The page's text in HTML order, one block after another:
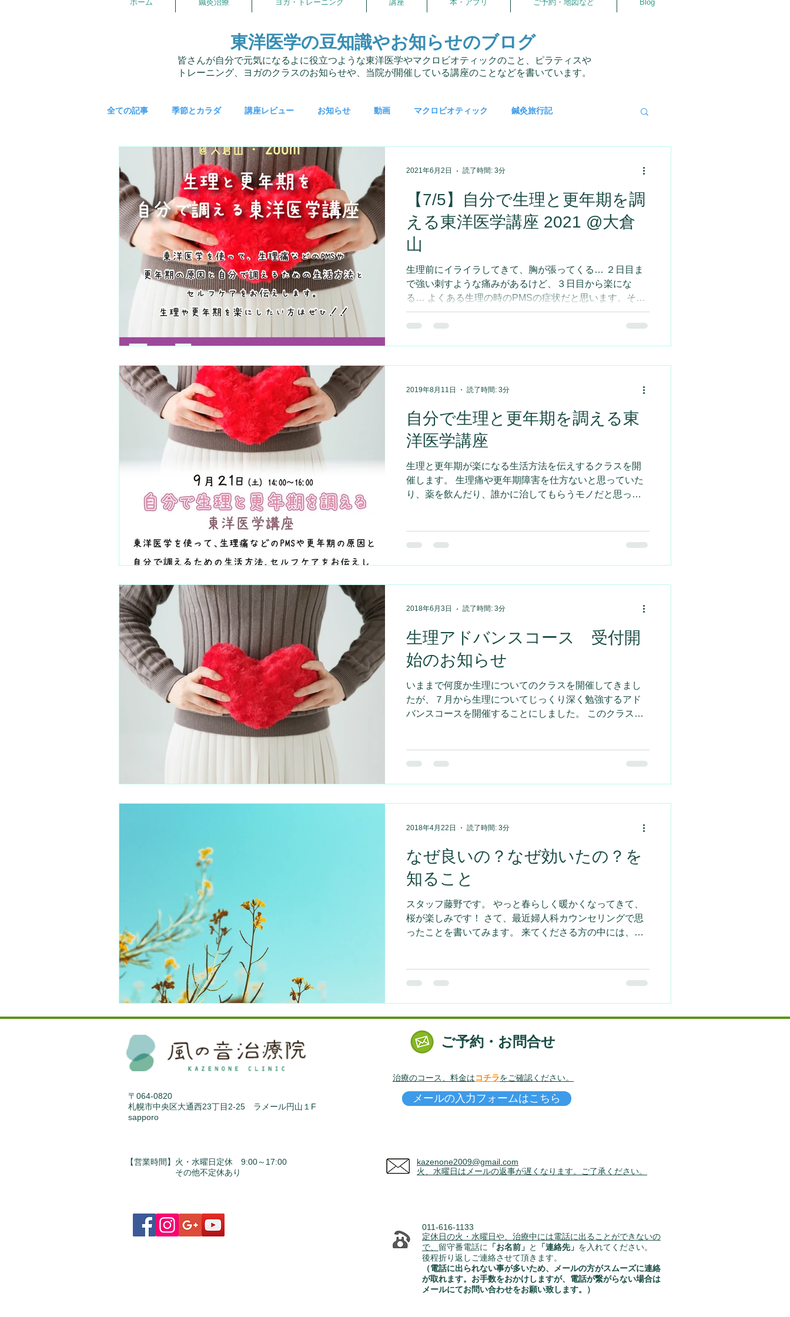
ホーム 鍼灸治療 ヨガ・トレーニング 講座 本・アプリ ご予約・地図など Blog
東洋医学の豆知識やお知らせのブログ
皆さんが自分で元気になるよに役立つような東洋医学やマクロビオティックのこと、ピラティスや
トレーニング、ヨガのクラスのお知らせや、当院が開催している講座のことなどを書いています。
全ての記事 季節とカラダ 講座レビュー お知らせ 動画 マクロビオティック 鍼灸旅行記
講座スケジュール 東洋医学 患者さんとの会話
五行ライフ 婦人科 症例報告・卒業生 体を暖める事 スウィーツフェス 生理と仲良くなるアプリ
優しいお店探訪 お灸 生理 がんばらないダイエット ヨガ・ピラティス
【7/5】自分で生理と更年期を調
える東洋医学講座 2021 @大倉
山
生理前にイライラしてきて、胸が張ってくる… ２日目ま
で強い刺すような痛みがあるけど、３日目から楽にな
る… よくある生理の時のPMSの症状だと思います。そし
てコレが自分の生理なんだ、体質なんだって思っている
人がたくさんいます。...
2021年6月2日 読了時間: 3分
自分で生理と更年期を調える東
洋医学講座
生理と更年期が楽になる生活方法を伝えするクラスを開
催します。 生理痛や更年期障害を仕方ないと思っていた
り、薬を飲んだり、誰かに治してもらうモノだと思って
2019年8月11日 読了時間: 3分
生理アドバンスコース 受付開
始のお知らせ
いままで何度か生理についてのクラスを開催してきまし
たが、７月から生理についてじっくり深く勉強するアド
バンスコースを開催することにしました。 このクラスは
2018年6月3日 読了時間: 3分
なぜ良いの？なぜ効いたの？を
知ること
スタッフ藤野です。 やっと春らしく暖かくなってきて、
桜が楽しみです！ さて、最近婦人科カウンセリングで思
ったことを書いてみます。 来てくださる方の中には、人
2018年4月22日 読了時間: 3分
ご予約・お問合せ
治療のコース、料金はコチラをご確認ください。
〒064-0820
札幌市中央区大通西23丁目2-25 ラメール円山１F
sapporo
【営業時間】火・水曜日定休 9:00～17:00
​ その他不定休あり
メールの入力フォームはこちら
kazenone2009@gmail.com
火、水曜日はメールの返事が遅くなります。
​ご了承ください。
011-616-1133
定休日の火・水曜日や、治療中には電話に出ることができないの
で、 留守番電話に 「お名前」 と 「連絡先」 を入れてください。
​後程折り返しご連絡させて頂きます。
（電話に出られない事が多いため、メールの方がスムーズに連絡
が取れます。お手数をおかけしますが、電話が繋がらない場合は
メールにてお問い合わせをお願い致します。）